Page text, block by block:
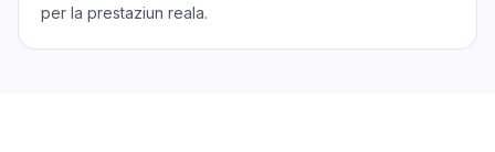
per la prestaziun reala.